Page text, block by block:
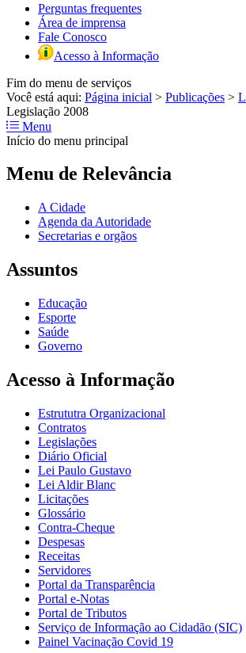
Perguntas frequentes
Área de imprensa
Fale Conosco
Acesso à Informação
Fim do menu de serviços
Você está aqui: Página inicial > Publicações >
Legislação 2008
Menu
Início do menu principal
Menu de Relevância
A Cidade
Agenda da Autoridade
Secretarias e orgãos
Assuntos
Educação
Esporte
Saúde
Governo
Acesso à Informação
Estrututra Organizacional
Contratos
Legislações
Diário Oficial
Lei Paulo Gustavo
Lei Aldir Blanc
Licitações
Glossário
Contra-Cheque
Despesas
Receitas
Servidores
Portal da Transparência
Portal e-Notas
Portal de Tributos
Serviço de Informação ao Cidadão (SIC)
Painel Vacinação Covid 19